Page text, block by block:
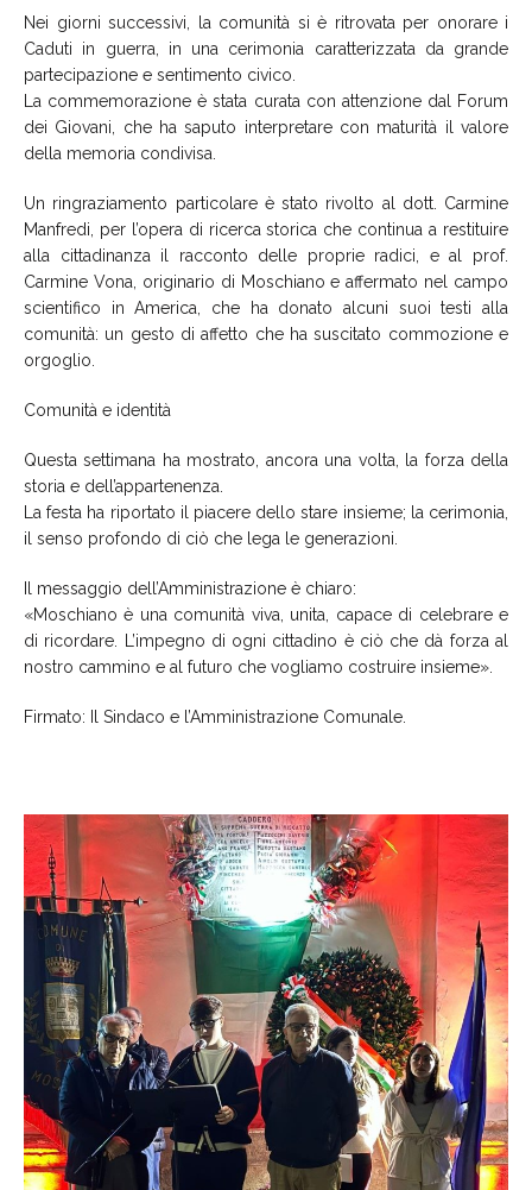
Nei giorni successivi, la comunità si è ritrovata per onorare i
Caduti in guerra, in una cerimonia caratterizzata da grande
partecipazione e sentimento civico.
La commemorazione è stata curata con attenzione dal Forum
dei Giovani, che ha saputo interpretare con maturità il valore
della memoria condivisa.
Un ringraziamento particolare è stato rivolto al dott. Carmine
Manfredi, per l’opera di ricerca storica che continua a restituire
alla cittadinanza il racconto delle proprie radici, e al prof.
Carmine Vona, originario di Moschiano e affermato nel campo
scientifico in America, che ha donato alcuni suoi testi alla
comunità: un gesto di affetto che ha suscitato commozione e
orgoglio.
Comunità e identità
Questa settimana ha mostrato, ancora una volta, la forza della
storia e dell’appartenenza.
La festa ha riportato il piacere dello stare insieme; la cerimonia,
il senso profondo di ciò che lega le generazioni.
Il messaggio dell’Amministrazione è chiaro:
«Moschiano è una comunità viva, unita, capace di celebrare e
di ricordare. L’impegno di ogni cittadino è ciò che dà forza al
nostro cammino e al futuro che vogliamo costruire insieme».
Firmato: Il Sindaco e l’Amministrazione Comunale.